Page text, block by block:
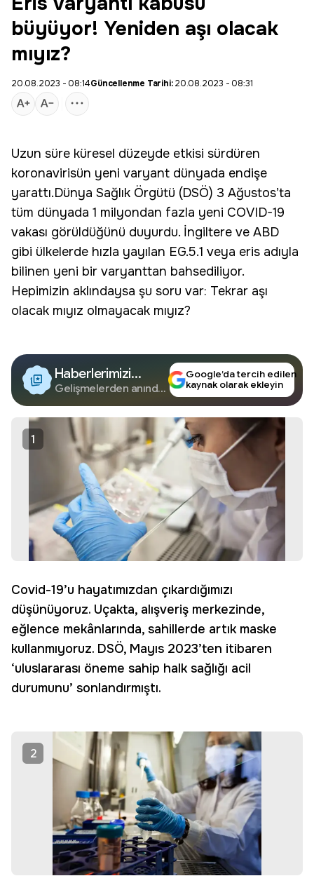
büyüyor! Yeniden aşı olacak
mıyız?
20.08.2023 - 08:14Güncellenme Tarihi:20.08.2023 - 08:31
Uzun süre küresel düzeyde etkisi sürdüren
koronavirisün yeni varyant dünyada endişe
yarattı.Dünya Sağlık Örgütü (DSÖ) 3 Ağustos’ta
tüm dünyada 1 milyondan fazla yeni COVID-19
vakası görüldüğünü duyurdu. İngiltere ve ABD
gibi ülkelerde hızla yayılan EG.5.1 veya eris adıyla
bilinen yeni bir varyanttan bahsediliyor.
Hepimizin aklındaysa şu soru var: Tekrar aşı
olacak mıyız olmayacak mıyız?
Haberlerimizi
Google'da Takip
Edin
Gelişmelerden anında
Google’da tercih edilen
kaynak olarak ekleyin
1
Covid-19’u hayatımızdan çıkardığımızı
düşünüyoruz. Uçakta, alışveriş merkezinde,
eğlence mekânlarında, sahillerde artık maske
kullanmıyoruz. DSÖ, Mayıs 2023’ten itibaren
‘uluslararası öneme sahip halk sağlığı acil
durumunu’ sonlandırmıştı.
2